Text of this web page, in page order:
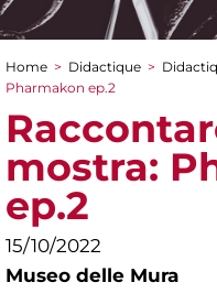
You are here
Home > Didactique >
Pharmakon ep.2
mostra:
ep.2
15/10/2022
Museo delle Mura